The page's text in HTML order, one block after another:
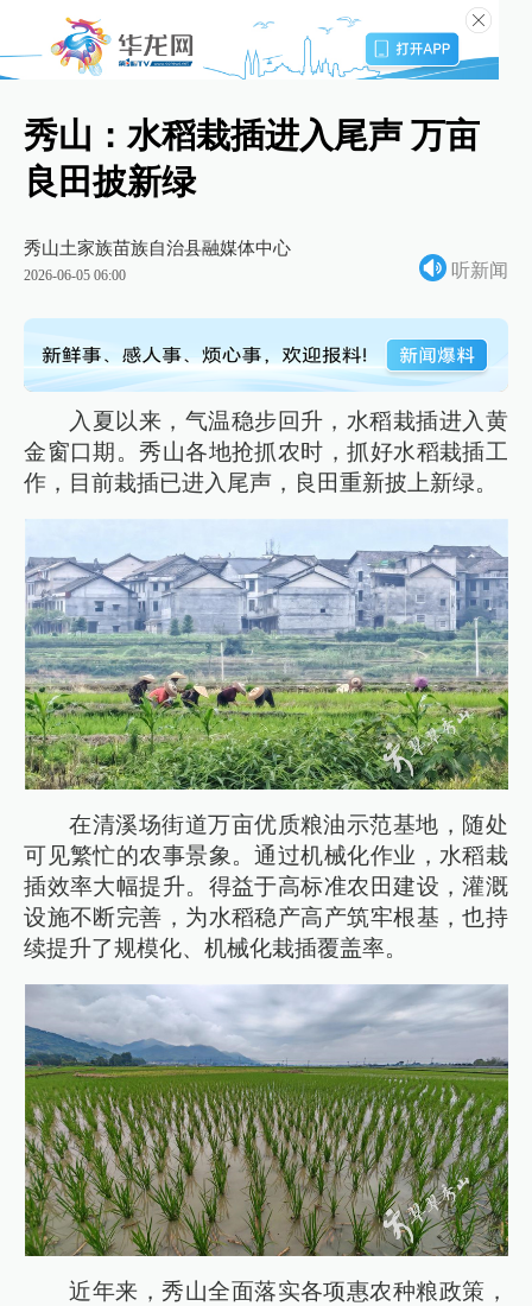
秀山：水稻栽插进入尾声 万亩
良田披新绿
秀山土家族苗族自治县融媒体中心
2026-06-05 06:00 听新闻
入夏以来，气温稳步回升，水稻栽插进入黄
金窗口期。秀山各地抢抓农时，抓好水稻栽插工
作，目前栽插已进入尾声，良田重新披上新绿。
在清溪场街道万亩优质粮油示范基地，随处
可见繁忙的农事景象。通过机械化作业，水稻栽
插效率大幅提升。得益于高标准农田建设，灌溉
设施不断完善，为水稻稳产高产筑牢根基，也持
续提升了规模化、机械化栽插覆盖率。
近年来，秀山全面落实各项惠农种粮政策，